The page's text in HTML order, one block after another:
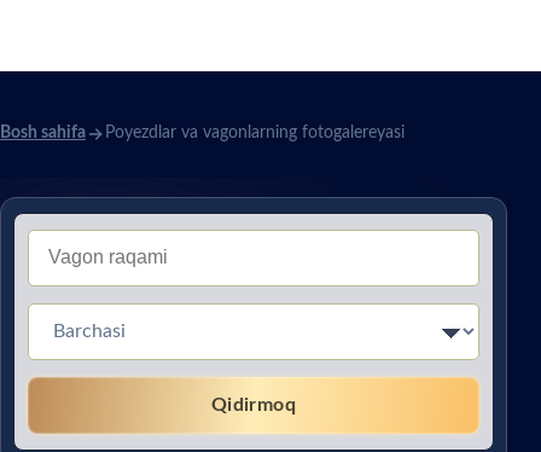
Bosh sahifa Poyezdlar va vagonlarning fotogalereyasi
Тип вагона (Без перевода)
Qidirmoq